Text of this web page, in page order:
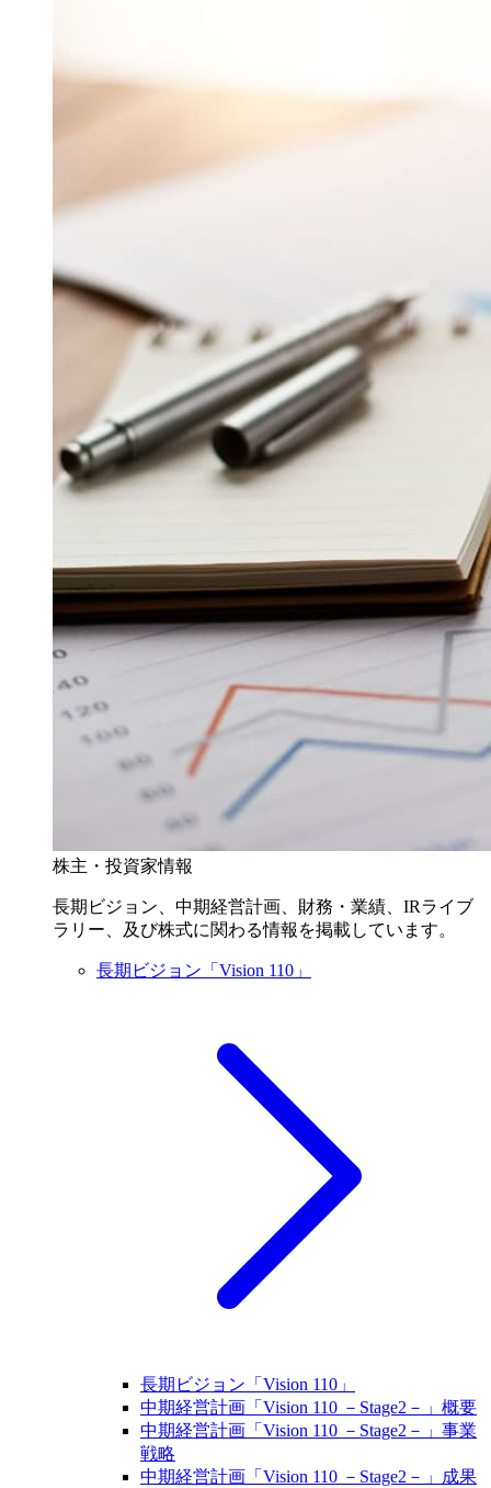
株主・投資家情報
長期ビジョン、中期経営計画、財務・業績、IRライブ
ラリー、及び株式に関わる情報を掲載しています。
長期ビジョン「Vision 110」
長期ビジョン「Vision 110」
中期経営計画「Vision 110 －Stage2－」概要
中期経営計画「Vision 110 －Stage2－」事業
戦略
中期経営計画「Vision 110 －Stage2－」成果